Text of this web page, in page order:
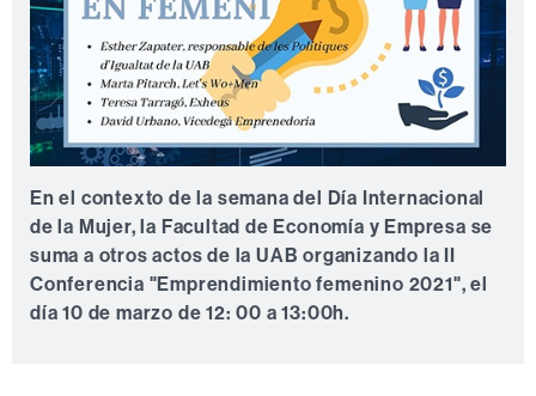
En el contexto de la semana del Día Internacional
de la Mujer, la Facultad de Economía y Empresa se
suma a otros actos de la UAB organizando la II
Conferencia "Emprendimiento femenino 2021", el
día 10 de marzo de 12: 00 a 13:00h.